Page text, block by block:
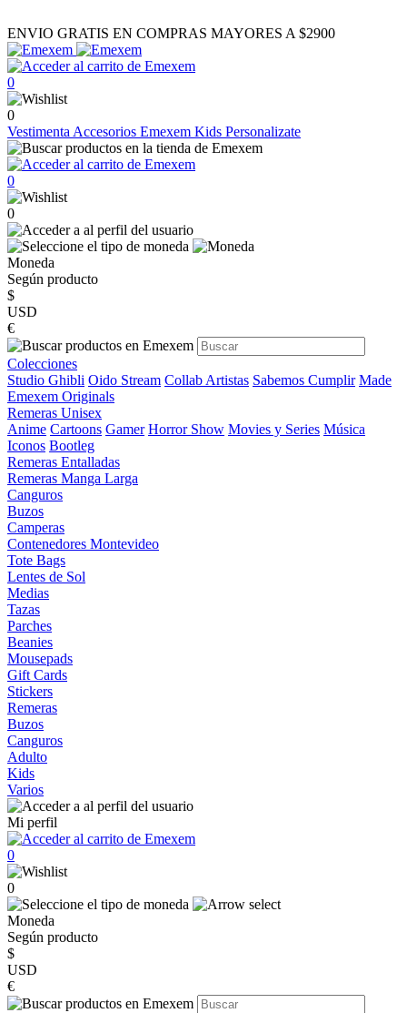
ENVIO GRATIS EN COMPRAS MAYORES A $2900
0
0
Vestimenta Accesorios Emexem Kids Personalizate
0
0
Moneda
Según producto
$
USD
€
Colecciones
Studio Ghibli Oido Stream Collab Artistas Sabemos Cumplir Made
Emexem Originals
Remeras Unisex
Anime Cartoons Gamer Horror Show Movies y Series Música
Iconos Bootleg
Remeras Entalladas
Remeras Manga Larga
Canguros
Buzos
Camperas
Contenedores Montevideo
Tote Bags
Lentes de Sol
Medias
Tazas
Parches
Beanies
Mousepads
Gift Cards
Stickers
Remeras
Buzos
Canguros
Adulto
Kids
Varios
Mi perfil
0
0
Moneda
Según producto
$
USD
€